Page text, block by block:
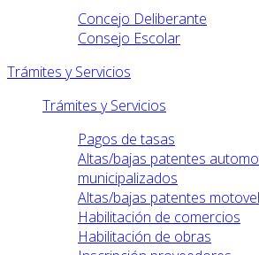
Concejo Deliberante
Consejo Escolar
Trámites y Servicios
Trámites y Servicios
Pagos de tasas
Altas/bajas patentes
municipalizados
Altas/bajas patentes
Habilitación de comercios
Habilitación de obras